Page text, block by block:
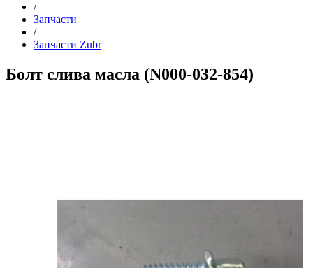
/
Запчасти
/
Запчасти Zubr
Болт слива масла (N000-032-854)